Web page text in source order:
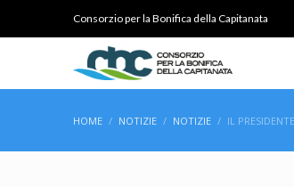
Consorzio per la Bonifica della Capitanata
HOME NOTIZIE NOTIZIE IL